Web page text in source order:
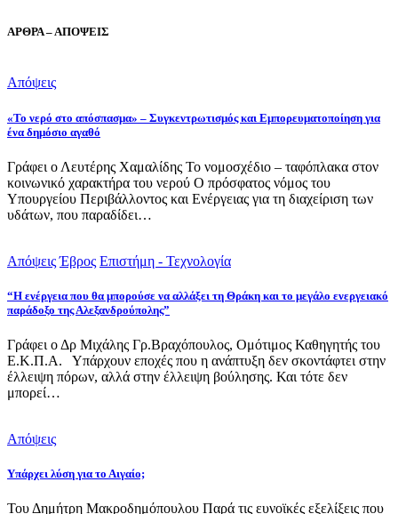
ΑΡΘΡΑ – ΑΠΟΨΕΙΣ
Απόψεις
«Το νερό στο απόσπασμα» – Συγκεντρωτισμός και Εμπορευματοποίηση για
ένα δημόσιο αγαθό
Γράφει ο Λευτέρης Χαμαλίδης Το νομοσχέδιο – ταφόπλακα στον
κοινωνικό χαρακτήρα του νερού Ο πρόσφατος νόμος του
Υπουργείου Περιβάλλοντος και Ενέργειας για τη διαχείριση των
υδάτων, που παραδίδει…
Απόψεις Έβρος Επιστήμη - Τεχνολογία
“Η ενέργεια που θα μπορούσε να αλλάξει τη Θράκη και το μεγάλο ενεργειακό
παράδοξο της Αλεξανδρούπολης”
Γράφει ο Δρ Μιχάλης Γρ.Βραχόπουλος, Ομότιμος Καθηγητής του
Ε.Κ.Π.Α. Υπάρχουν εποχές που η ανάπτυξη δεν σκοντάφτει στην
έλλειψη πόρων, αλλά στην έλλειψη βούλησης. Και τότε δεν
μπορεί…
Απόψεις
Υπάρχει λύση για το Αιγαίο;
Του Δημήτρη Μακροδημόπουλου Παρά τις ευνοϊκές εξελίξεις που